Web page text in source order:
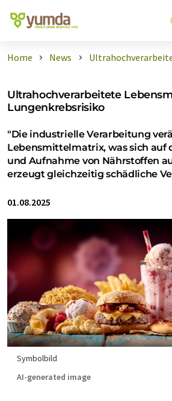
Home News
Ultrahochverarbeitete
Lungenkrebsrisiko
"Die industrielle Verarbeitung
Lebensmittelmatrix, was sich auf
und Aufnahme von Nährstoffen
erzeugt gleichzeitig schädliche
01.08.2025
Symbolbild
AI-generated image